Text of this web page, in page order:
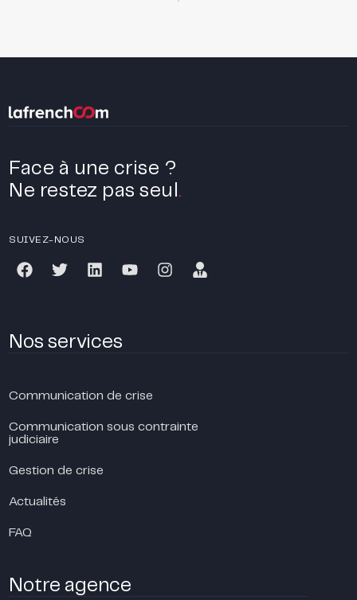
Face à une crise ?
Ne restez pas seul .
SUIVEZ-NOUS
Nos services
Communication de crise
Communication sous contrainte
judiciaire
Gestion de crise
Actualités
FAQ
Notre agence